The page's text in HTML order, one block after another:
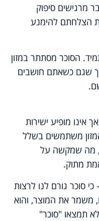
מרגישים סיפוק
הצלחתם להימנע
הסוכר מסתתר במזון
שגם כשאתם חושבים
אינו מופיע ישירות
משתמשים בשלל
מה שמקשה על
מתוק.
סוכר גורם לנו לרצות
משמר את המוצר, והוא
תמצאו "סוכר"